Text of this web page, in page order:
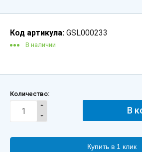
Код артикула: GSL000233
В наличии
Количество:
Купить в 1 клик